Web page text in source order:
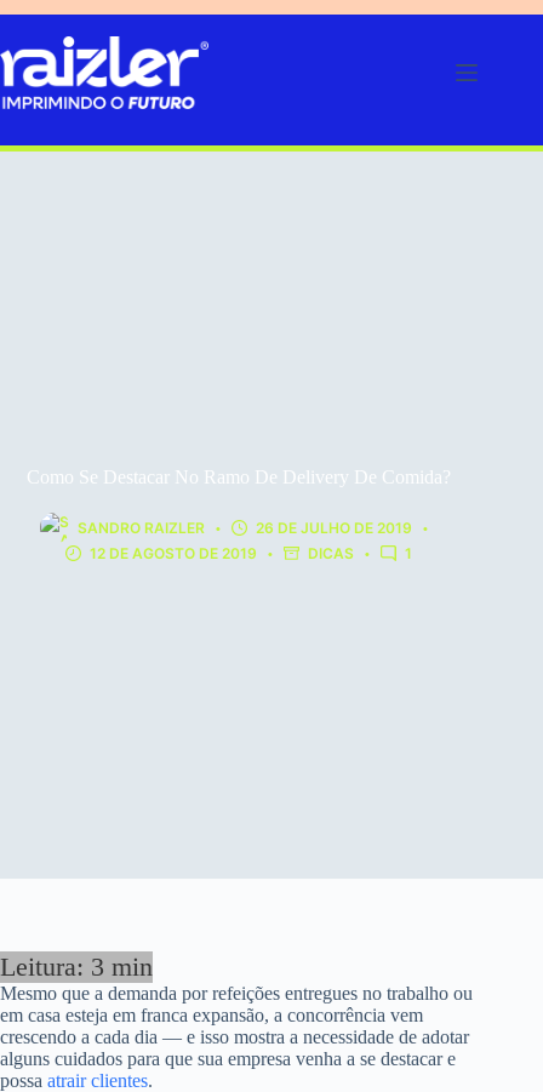
o
conteúdo
Como Se Destacar No Ramo De Delivery De Comida?
SANDRO RAIZLER
26 DE JULHO DE 2019
12 DE AGOSTO DE 2019
DICAS 1
Mesmo que a demanda por refeições entregues no trabalho ou
em casa esteja em franca expansão, a concorrência vem
crescendo a cada dia — e isso mostra a necessidade de adotar
alguns cuidados para que sua empresa venha a se destacar e
possa atrair clientes.